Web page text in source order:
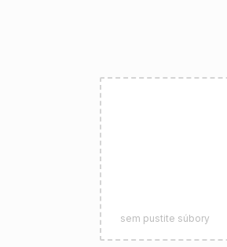
sem pustite súbory